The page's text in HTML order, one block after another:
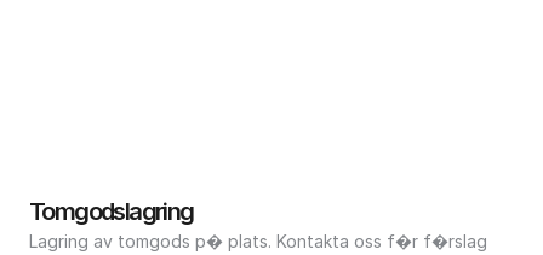
Tomgodslagring
Lagring av tomgods p� plats. Kontakta oss f�r f�rslag